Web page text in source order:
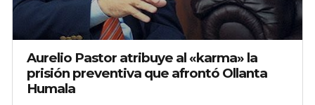
Aurelio Pastor atribuye al «karma» la
prisión preventiva que afrontó Ollanta
Humala